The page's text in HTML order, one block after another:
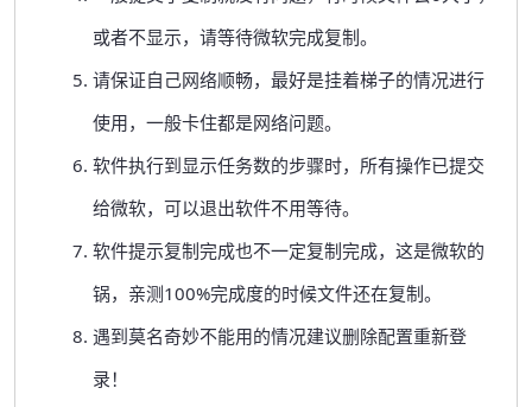
或者不显示，请等待微软完成复制。
请保证自己网络顺畅，最好是挂着梯子的情况进行
使用，一般卡住都是网络问题。
软件执行到显示任务数的步骤时，所有操作已提交
给微软，可以退出软件不用等待。
软件提示复制完成也不一定复制完成，这是微软的
锅，亲测100%完成度的时候文件还在复制。
遇到莫名奇妙不能用的情况建议删除配置重新登
录！